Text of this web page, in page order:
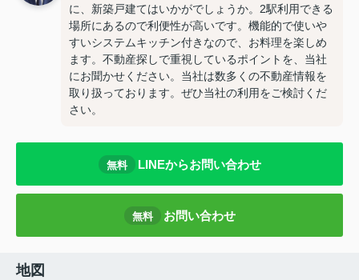
に、新築戸建てはいかがでしょうか。2駅利用できる
場所にあるので利便性が高いです。機能的で使いや
すいシステムキッチン付きなので、お料理を楽しめ
ます。不動産探しで重視しているポイントを、当社
にお聞かせください。当社は数多くの不動産情報を
取り扱っております。ぜひ当社の利用をご検討くだ
さい。
無料 LINEからお問い合わせ
無料 お問い合わせ
地図